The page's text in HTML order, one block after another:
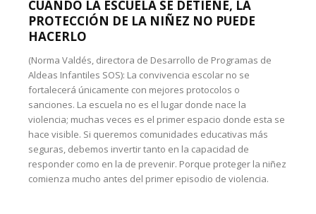
CUANDO LA ESCUELA SE DETIENE, LA
PROTECCIÓN DE LA NIÑEZ NO PUEDE
HACERLO
(Norma Valdés, directora de Desarrollo de Programas de
Aldeas Infantiles SOS): La convivencia escolar no se
fortalecerá únicamente con mejores protocolos o
sanciones. La escuela no es el lugar donde nace la
violencia; muchas veces es el primer espacio donde esta se
hace visible. Si queremos comunidades educativas más
seguras, debemos invertir tanto en la capacidad de
responder como en la de prevenir. Porque proteger la niñez
comienza mucho antes del primer episodio de violencia.